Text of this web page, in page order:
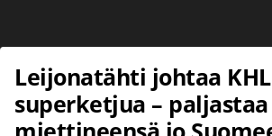
Leijonatähti johtaa
superketjua – paljastaa